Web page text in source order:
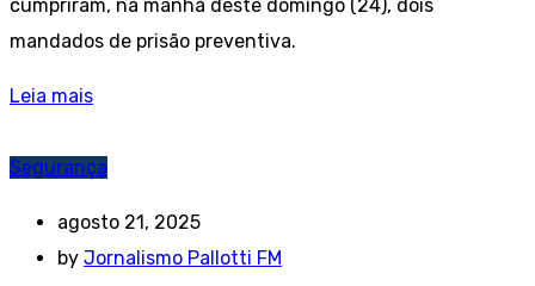
cumpriram, na manhã deste domingo (24), dois
mandados de prisão preventiva.
Leia mais
Segurança
agosto 21, 2025
by Jornalismo Pallotti FM